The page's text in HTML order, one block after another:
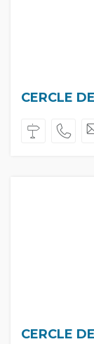
CERCLE
CERCLE